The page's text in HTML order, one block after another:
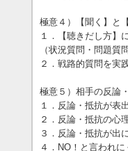
極意４）【聞く】と
１．【聴きだし方】
（状況質問・問題質
２．戦路的質問を実
極意５）相手の反論
１．反論・抵抗が表
２．反論・抵抗の心
３．反論・抵抗が出
４．NO！と言われ